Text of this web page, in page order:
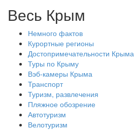
Весь Крым
Немного фактов
Курортные регионы
Достопримечательности Крыма
Туры по Крыму
Вэб-камеры Крыма
Транспорт
Туризм, развлечения
Пляжное обозрение
Автотуризм
Велотуризм